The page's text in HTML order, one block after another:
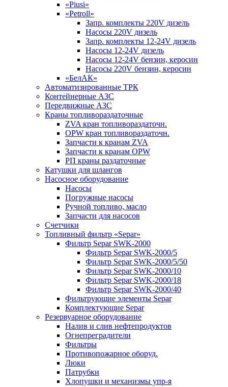
«Piusi»
«Petroll»
Запр. комплекты 220V дизель
Насосы 220V дизель
Запр. комплекты 12-24V дизель
Насосы 12-24V дизель
Насосы 12-24V бензин, керосин
Насосы 220V бензин, керосин
«БелАК»
Автоматизированные ТРК
Контейнерные АЗС
Передвижные АЗС
Краны топливораздаточные
ZVA кран топливораздаточн.
OPW кран топливораздаточн.
Запчасти к кранам ZVA
Запчасти к кранам OPW
РП краны раздаточные
Катушки для шлангов
Насосное оборудование
Насосы
Погружные насосы
Ручной топливо, масло
Запчасти для насосов
Счетчики
Топливный фильтр «Separ»
Фильтр Separ SWK-2000
Фильтр Separ SWK-2000/5
Фильтр Separ SWK-2000/5/50
Фильтр Separ SWK-2000/10
Фильтр Separ SWK-2000/18
Фильтр Separ SWK-2000/40
Фильтрующие элементы Separ
Комплектующие Separ
Резервуарное оборудование
Налив и слив нефтепродуктов
Огнепреградители
Фильтры
Противопожарное оборуд.
Люки
Патрубки
Хлопушки и механизмы упр-я